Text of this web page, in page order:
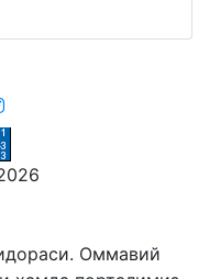
Оммавий